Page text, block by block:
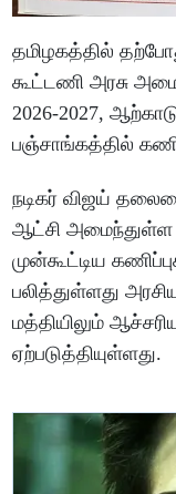
தமிழகத்தில்
கூட்டணி அரசு
2026-2027,
பஞ்சாங்கத்தில்
நடிகர் விஜய்
ஆட்சி அமைந்துள்ள
முன்கூட்டிய
பலித்துள்ளது
மத்தியிலும்
ஏற்படுத்தியுள்ளது.